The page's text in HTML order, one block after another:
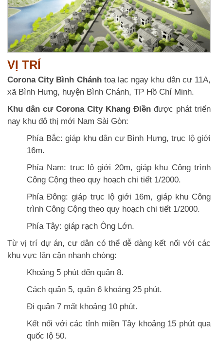
VỊ TRÍ
Corona City Bình Chánhtoạ lạc ngay khu dân cư 11A,
xã Bình Hưng, huyện Bình Chánh, TP Hồ Chí Minh.
Khu dân cư Corona City Khang Điền được phát triển
nay khu đô thị mới Nam Sài Gòn:
Phía Bắc: giáp khu dân cư Bình Hưng, trục lộ giới
16m.
Phía Nam: trục lộ giới 20m, giáp khu Công trình
Công Cộng theo quy hoạch chi tiết 1/2000.
Phía Đông: giáp trục lộ giới 16m, giáp khu Công
trình Công Cộng theo quy hoạch chi tiết 1/2000.
Phía Tây: giáp rạch Ông Lớn.
Từ vị trí dự án, cư dân có thể dễ dàng kết nối với các
khu vực lân cận nhanh chóng:
Khoảng 5 phút đến quận 8.
Cách quận 5, quận 6 khoảng 25 phút.
Đi quận 7 mất khoảng 10 phút.
Kết nối với các tỉnh miền Tây khoảng 15 phút qua
quốc lộ 50.